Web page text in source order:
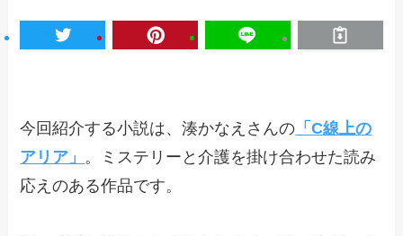
今回紹介する小説は、湊かなえさんの 「C線上の
アリア」 。ミステリーと介護を掛け合わせた読み
応えのある作品です。